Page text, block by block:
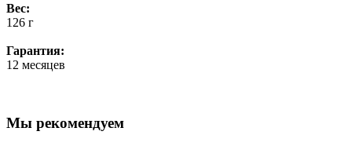
Вес:
126 г
Гарантия:
12 месяцев
Мы рекомендуем